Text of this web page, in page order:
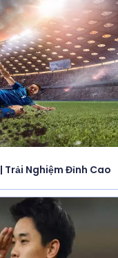
Trải Nghiệm Đỉnh Cao